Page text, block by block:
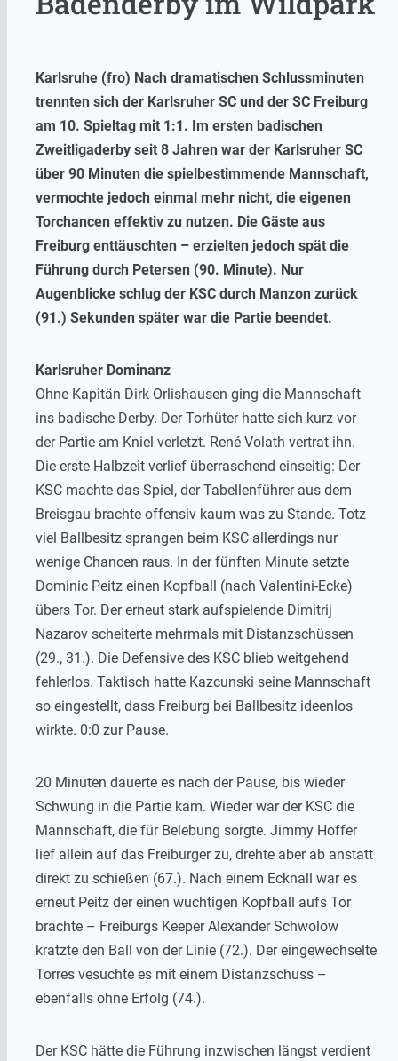
Karlsruhe (fro) Nach dramatischen Schlussminuten
trennten sich der Karlsruher SC und der SC Freiburg
am 10. Spieltag mit 1:1. Im ersten badischen
Zweitligaderby seit 8 Jahren war der Karlsruher SC
über 90 Minuten die spielbestimmende Mannschaft,
vermochte jedoch einmal mehr nicht, die eigenen
Torchancen effektiv zu nutzen. Die Gäste aus
Freiburg enttäuschten – erzielten jedoch spät die
Führung durch Petersen (90. Minute). Nur
Augenblicke schlug der KSC durch Manzon zurück
(91.) Sekunden später war die Partie beendet.
Karlsruher Dominanz
Ohne Kapitän Dirk Orlishausen ging die Mannschaft
ins badische Derby. Der Torhüter hatte sich kurz vor
der Partie am Kniel verletzt. René Volath vertrat ihn.
Die erste Halbzeit verlief überraschend einseitig: Der
KSC machte das Spiel, der Tabellenführer aus dem
Breisgau brachte offensiv kaum was zu Stande. Totz
viel Ballbesitz sprangen beim KSC allerdings nur
wenige Chancen raus. In der fünften Minute setzte
Dominic Peitz einen Kopfball (nach Valentini-Ecke)
übers Tor. Der erneut stark aufspielende Dimitrij
Nazarov scheiterte mehrmals mit Distanzschüssen
(29., 31.). Die Defensive des KSC blieb weitgehend
fehlerlos. Taktisch hatte Kazcunski seine Mannschaft
so eingestellt, dass Freiburg bei Ballbesitz ideenlos
wirkte. 0:0 zur Pause.
20 Minuten dauerte es nach der Pause, bis wieder
Schwung in die Partie kam. Wieder war der KSC die
Mannschaft, die für Belebung sorgte. Jimmy Hoffer
lief allein auf das Freiburger zu, drehte aber ab anstatt
direkt zu schießen (67.). Nach einem Ecknall war es
erneut Peitz der einen wuchtigen Kopfball aufs Tor
brachte – Freiburgs Keeper Alexander Schwolow
kratzte den Ball von der Linie (72.). Der eingewechselte
Torres vesuchte es mit einem Distanzschuss –
ebenfalls ohne Erfolg (74.).
Der KSC hätte die Führung inzwischen längst verdient